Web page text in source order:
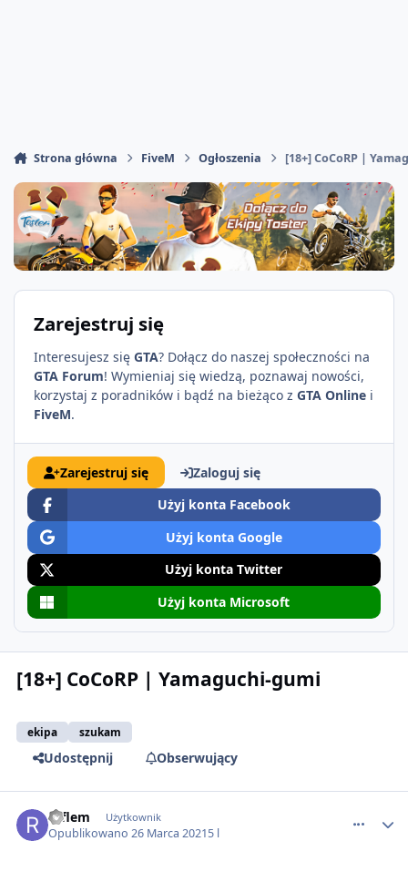
Strona główna FiveM Ogłoszenia [18+] CoCoRP |
Zarejestruj się
Interesujesz się GTA? Dołącz do naszej społeczności na
GTA Forum! Wymieniaj się wiedzą, poznawaj nowości,
korzystaj z poradników i bądź na bieżąco z GTA Online i
FiveM.
Zarejestruj się
Zaloguj się
Użyj konta Facebook
Użyj konta Google
Użyj konta Twitter
Użyj konta Microsoft
[18+] CoCoRP | Yamaguchi-gumi
ekipa szukam
Udostępnij Obserwujący
raflem Użytkownik
Opublikowano26 Marca 20215 l